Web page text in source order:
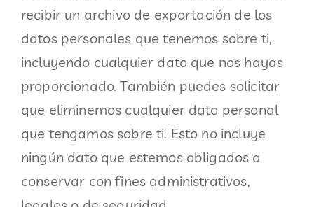
recibir un archivo de exportación de los
datos personales que tenemos sobre ti,
incluyendo cualquier dato que nos hayas
proporcionado. También puedes solicitar
que eliminemos cualquier dato personal
que tengamos sobre ti. Esto no incluye
ningún dato que estemos obligados a
conservar con fines administrativos,